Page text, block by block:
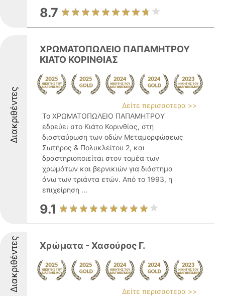
8.7
Διακριθέντες
ΧΡΩΜΑΤΟΠΩΛΕΙΟ ΠΑΠΑΜΗΤΡΟΥ
ΚΙΑΤΟ ΚΟΡΙΝΘΙΑΣ
Δείτε περισσότερα >>
Το ΧΡΩΜΑΤΟΠΩΛΕΙΟ ΠΑΠΑΜΗΤΡΟΥ
εδρεύει στο Κιάτο Κορινθίας, στη
διασταύρωση των οδών Μεταμορφώσεως
Σωτήρος & Πολυκλείτου 2, και
δραστηριοποιείται στον τομέα των
χρωμάτων και βερνικιών για διάστημα
άνω των τριάντα ετών. Από το 1993, η
επιχείρηση ...
9.1
Διακριθέντες Χρώματα - Χασούρος Γ.
Δείτε περισσότερα >>